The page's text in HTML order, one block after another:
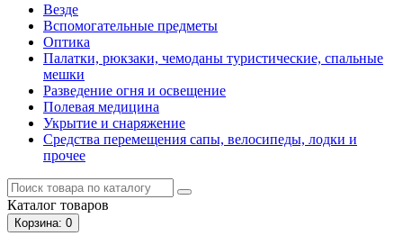
Везде
Вспомогательные предметы
Оптика
Палатки, рюкзаки, чемоданы туристические, спальные
мешки
Разведение огня и освещение
Полевая медицина
Укрытие и снаряжение
Средства перемещения сапы, велосипеды, лодки и
прочее
Каталог товаров
Корзина: 0